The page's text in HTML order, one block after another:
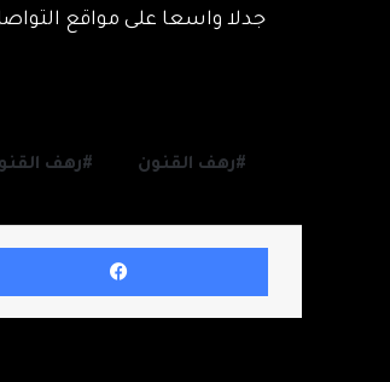
جدلا واسعا على مواقع
رهف القنون رهف